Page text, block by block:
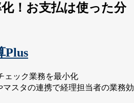
！お支払は使った分
Plus
ェック業務を最小化
マスタの連携で経理担当者の業務効